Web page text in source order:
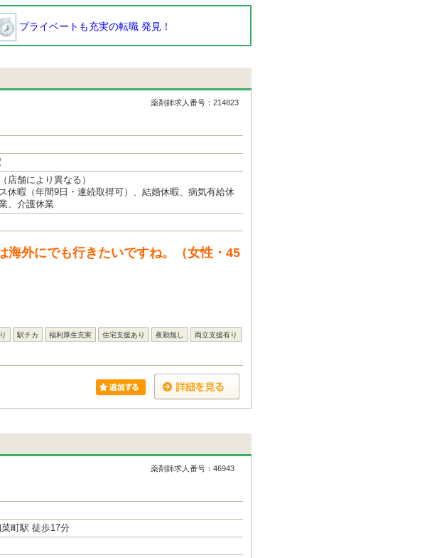
プライベートも充実の転職 発見！
薬剤師求人番号：214823
店舗により異なる）
休暇（年間9日・連続取得可）、結婚休暇、病気有給休
、介護休業
海外にでも行きたいですね。（女性・45
駅チカ 福利厚生充実 住宅支援あり 夜勤無し 両立支援有り
薬剤師求人番号：46943
町駅 徒歩17分